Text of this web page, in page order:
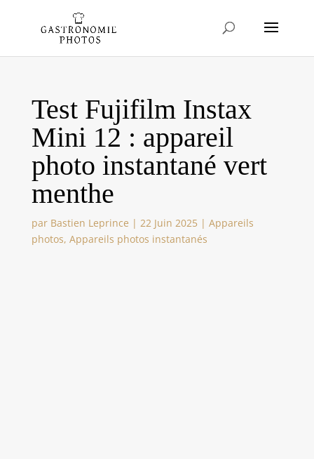
Test Fujifilm Instax
Mini 12 : appareil
photo instantané vert
menthe
par Bastien Leprince | 22 Juin 2025| Appareils
photos, Appareils photos instantanés